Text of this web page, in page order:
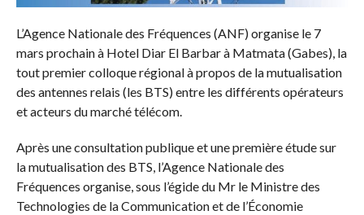
L’Agence Nationale des Fréquences (ANF) organise le 7
mars prochain à Hotel Diar El Barbar à Matmata (Gabes), la
tout premier colloque régional à propos de la mutualisation
des antennes relais (les BTS) entre les différents opérateurs
et acteurs du marché télécom.
Après une consultation publique et une première étude sur
la mutualisation des BTS, l’Agence Nationale des
Fréquences organise, sous l’égide du Mr le Ministre des
Technologies de la Communication et de l’Économie